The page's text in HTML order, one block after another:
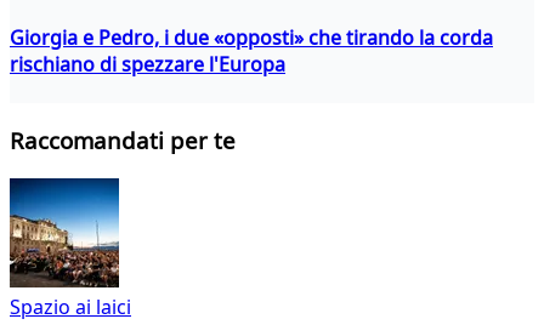
Giorgia e Pedro, i due «opposti» che tirando la corda
rischiano di spezzare l'Europa
Raccomandati per te
Spazio ai laici